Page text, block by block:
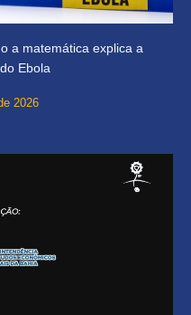
a matemática explica a
Ebola
2026